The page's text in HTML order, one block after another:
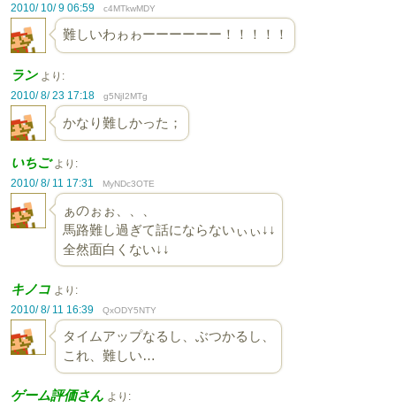
2010/ 10/ 9 06:59
c4MTkwMDY
難しいわゎゎーーーーーー！！！！！
ラン より:
2010/ 8/ 23 17:18
g5NjI2MTg
かなり難しかった；
いちご より:
2010/ 8/ 11 17:31
MyNDc3OTE
ぁのぉぉ、、、
馬路難し過ぎて話にならないぃぃ↓↓
全然面白くない↓↓
キノコ より:
2010/ 8/ 11 16:39
QxODY5NTY
タイムアップなるし、ぶつかるし、
これ、難しい…
ゲーム評価さん より: